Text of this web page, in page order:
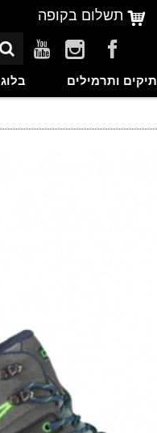
תשלום בקופה
תיקים ותרמילים בלוג